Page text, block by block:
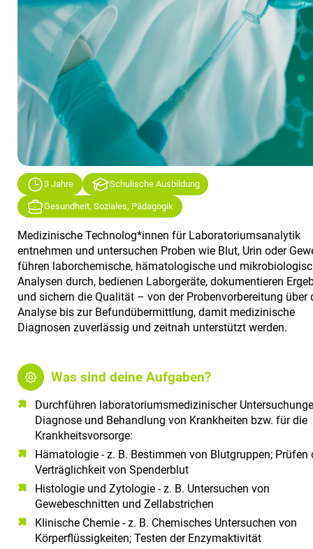
3 Jahre Schulische Ausbildung
Gesundheit, Soziales, Pädagogik
Medizinische Technolog*innen für Laboratoriumsanalytik
entnehmen und untersuchen Proben wie Blut, Urin oder
führen laborchemische, hämatologische und
Analysen durch, bedienen Laborgeräte, dokumentieren
und sichern die Qualität – von der Probenvorbereitung über
Analyse bis zur Befundübermittlung, damit medizinische
Diagnosen zuverlässig und zeitnah unterstützt werden.
Was sind deine Aufgaben?
Durchführen laboratoriumsmedizinischer
Diagnose und Behandlung von Krankheiten bzw. für die
Krankheitsvorsorge:
Hämatologie - z. B. Bestimmen von Blutgruppen; Prüfen
Verträglichkeit von Spenderblut
Histologie und Zytologie - z. B. Untersuchen von
Gewebeschnitten und Zellabstrichen
Klinische Chemie - z. B. Chemisches Untersuchen von
Körperflüssigkeiten; Testen der Enzymaktivität